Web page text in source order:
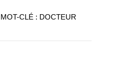
CLÉ : DOCTEUR